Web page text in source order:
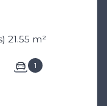
Appartement 1 pièce(s) 21.55 m²
1